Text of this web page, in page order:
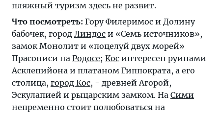
пляжный туризм здесь не развит.
Что посмотреть: Гору Филеримос и Долину
бабочек, город Линдос и «Семь источников»,
замок Монолит и «поцелуй двух морей»
Прасониси на Родосе; Кос интересен руинами
Асклепийона и платаном Гиппократа, а его
столица, город Кос, - древней Агорой,
Эскулапией и рыцарским замком. На Сими
непременно стоит полюбоваться на